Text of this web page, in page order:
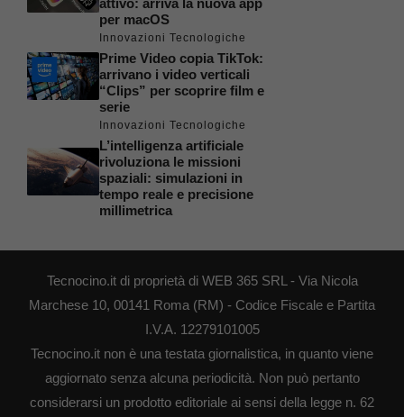
attivo: arriva la nuova app
per macOS
Innovazioni Tecnologiche
Prime Video copia TikTok:
arrivano i video verticali
“Clips” per scoprire film e
serie
Innovazioni Tecnologiche
L’intelligenza artificiale
rivoluziona le missioni
spaziali: simulazioni in
tempo reale e precisione
millimetrica
Tecnocino.it di proprietà di WEB 365 SRL - Via Nicola
Marchese 10, 00141 Roma (RM) - Codice Fiscale e Partita
I.V.A. 12279101005
Tecnocino.it non è una testata giornalistica, in quanto viene
aggiornato senza alcuna periodicità. Non può pertanto
considerarsi un prodotto editoriale ai sensi della legge n. 62